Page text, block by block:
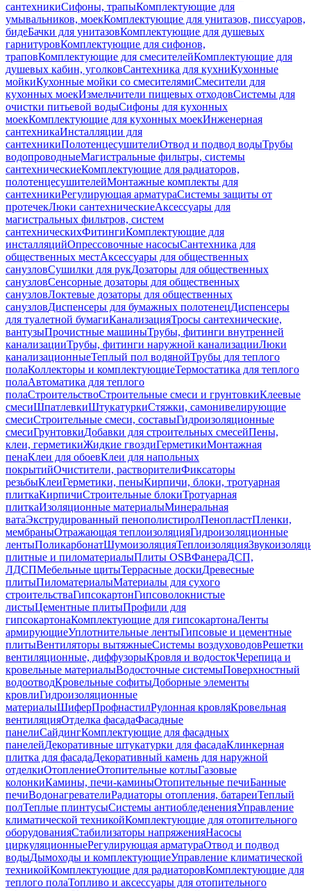
сантехникиСифоны, трапыКомплектующие для
умывальников, моекКомплектующие для унитазов, писсуаров,
бидеБачки для унитазовКомплектующие для душевых
гарнитуровКомплектующие для сифонов,
траповКомплектующие для смесителейКомплектующие для
душевых кабин, уголковСантехника для кухниКухонные
мойкиКухонные мойки со смесителямиСмесители для
кухонных моекИзмельчители пищевых отходовСистемы для
очистки питьевой водыСифоны для кухонных
моекКомплектующие для кухонных моекИнженерная
сантехникаИнсталляции для
сантехникиПолотенцесушителиОтвод и подвод водыТрубы
водопроводныеМагистральные фильтры, системы
сантехническиеКомплектующие для радиаторов,
полотенцесушителейМонтажные комплекты для
сантехникиРегулирующая арматураСистемы защиты от
протечекЛюки сантехническиеАксессуары для
магистральных фильтров, систем
сантехническихФитингиКомплектующие для
инсталляцийОпрессовочные насосыСантехника для
общественных местАксессуары для общественных
санузловСушилки для рукДозаторы для общественных
санузловСенсорные дозаторы для общественных
санузловЛоктевые дозаторы для общественных
санузловДиспенсеры для бумажных полотенецДиспенсеры
для туалетной бумагиКанализацияТросы сантехнические,
вантузыПрочистные машиныТрубы, фитинги внутренней
канализацииТрубы, фитинги наружной канализацииЛюки
канализационныеТеплый пол водянойТрубы для теплого
полаКоллекторы и комплектующиеТермостатика для теплого
полаАвтоматика для теплого
полаСтроительствоСтроительные смеси и грунтовкиКлеевые
смесиШпатлевкиШтукатуркиСтяжки, самонивелирующие
смесиСтроительные смеси, составыГидроизоляционные
смесиГрунтовкиДобавки для строительных смесейПены,
клеи, герметикиЖидкие гвоздиГерметикиМонтажная
пенаКлеи для обоевКлеи для напольных
покрытийОчистители, растворителиФиксаторы
резьбыКлеиГерметики, пеныКирпичи, блоки, тротуарная
плиткаКирпичиСтроительные блокиТротуарная
плиткаИзоляционные материалыМинеральная
ватаЭкструдированный пенополистиролПенопластПленки,
мембраныОтражающая теплоизоляцияГидроизоляционные
лентыПоликарбонатШумоизоляцияТеплоизоляция
плитные и пиломатериалыПлиты OSBФанераДСП,
ЛДСПМебельные щитыТеррасные доскиДревесные
плитыПиломатериалыМатериалы для сухого
строительстваГипсокартонГипсоволокнистые
листыЦементные плитыПрофили для
гипсокартонаКомплектующие для гипсокартонаЛенты
армирующиеУплотнительные лентыГипсовые и цементные
плитыВентиляторы вытяжныеСистемы воздуховодовРешетки
вентиляционные, диффузорыКровля и водостокЧерепица и
кровельные материалыВодосточные системыПоверхностный
водоотводКровельные софитыДоборные элементы
кровлиГидроизоляционные
материалыШиферПрофнастилРулонная кровляКровельная
вентиляцияОтделка фасадаФасадные
панелиСайдингКомплектующие для фасадных
панелейДекоративные штукатурки для фасадаКлинкерная
плитка для фасадаДекоративный камень для наружной
отделкиОтоплениеОтопительные котлыГазовые
колонкиКамины, печи-каминыОтопительные печиБанные
печиВодонагревателиРадиаторы отопления, батареиТеплый
полТеплые плинтусыСистемы антиобледененияУправление
климатической техникойКомплектующие для отопительного
оборудованияСтабилизаторы напряженияНасосы
циркуляционныеРегулирующая арматураОтвод и подвод
водыДымоходы и комплектующиеУправление климатической
техникойКомплектующие для радиаторовКомплектующие для
теплого полаТопливо и аксессуары для отопительного